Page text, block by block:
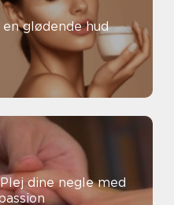
glødende hud
dine negle med